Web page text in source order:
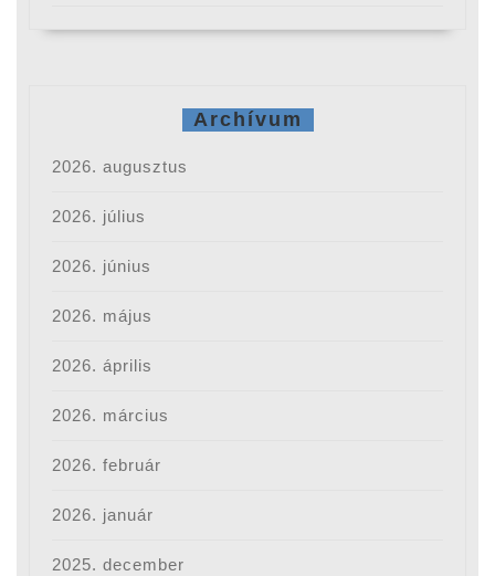
Archívum
2026. augusztus
2026. július
2026. június
2026. május
2026. április
2026. március
2026. február
2026. január
2025. december